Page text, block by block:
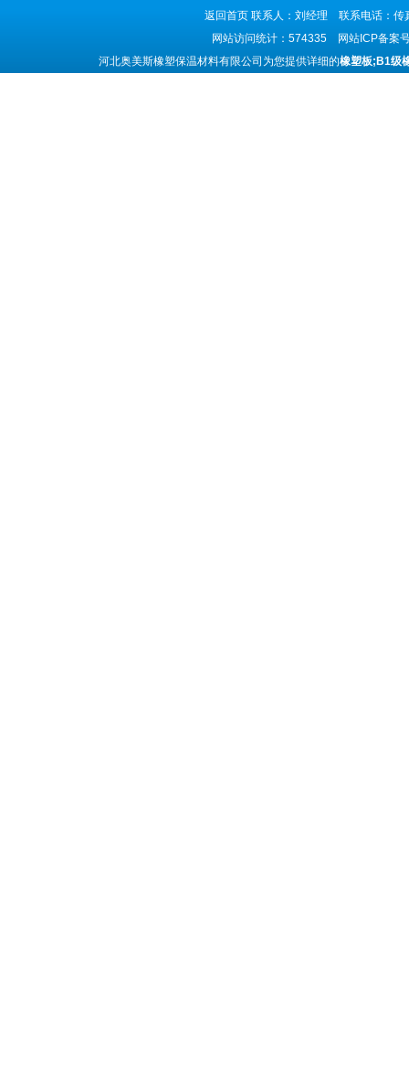
返回首页 联系人：刘经理 联系电话：
网站访问统计：574335 网站ICP备案
河北奥美斯橡塑保温材料有限公司为您提供详细的橡塑板;B1级